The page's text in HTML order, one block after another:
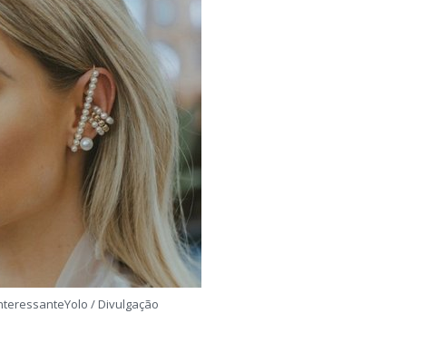
/ Divulgação